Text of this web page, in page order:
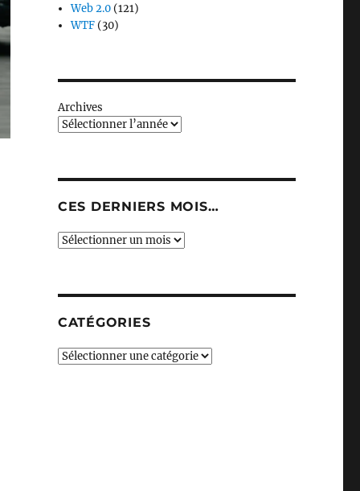
»
Web 2.0 (121)
WTF (30)
Archives
CES DERNIERS MOIS…
Ces
CATÉGORIES
Catégories